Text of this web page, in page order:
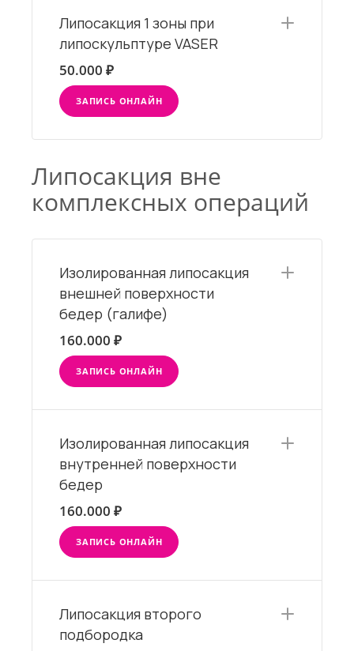
Липосакция 1 зоны при
липоскульптуре VASER
50.000 ₽
ЗАПИСЬ ОНЛАЙН
Липосакция вне
комплексных операций
Изолированная липосакция
внешней поверхности
бедер (галифе)
160.000 ₽
ЗАПИСЬ ОНЛАЙН
Изолированная липосакция
внутренней поверхности
бедер
160.000 ₽
ЗАПИСЬ ОНЛАЙН
Липосакция второго
подбородка